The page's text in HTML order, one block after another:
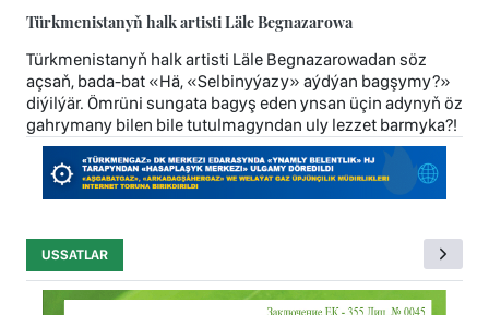
Türkmenistanyň halk artisti Läle Begnazarowa
Türkmenistanyň halk artisti Läle Begnazarowadan söz
açsaň, bada-bat «Hä, «Selbinyýazy» aýdýan bagşymy?»
diýilýär. Ömrüni sungata bagyş eden ynsan üçin adynyň öz
gahrymany bilen bile tutulmagyndan uly lezzet barmyka?!
USSATLAR